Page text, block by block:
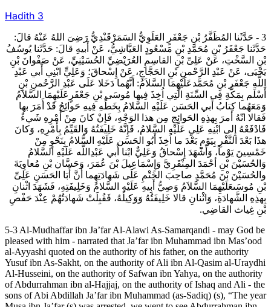
Hadith 3
3 - حَدَّثَنا المُظَفَّرُ بْنِ جَعْفَرٍ العَلَوِيُّ السَمَرْقَنْدِيُّ رَضِىَ اللهُ عَنْهُ قالَ:
حَدَّثَنا جَعْفَرُ بْنِ مُحَمَّدِ بْنِ مَسْعُودٍ العَيَّاشِيُّ، عَنْ أَبيهِ قالَ: حَدَّثَنا يُوسُفُ
بْنِ السَّخْتِ، عَنْ عَلِىِّ بْنِ القاسِمِ العُرَيْضِيِّ الحُسَيْنِيِّ، عَنْ صَفْوانَ بْنِ
يَحْيَى، عَنْ عَبْدِ الرَّحْمنِ بْنِ الحَجَّاجِ، عَنْ إِسْحاقَ؛ وَعَلِيٍّ ابْنِي أَبي عَبْدِ
اللَّهِ جَعْفَرِ بْنِ مُحَمَّدعَلَيْهِمَا السَّلاَمُ: أَنَّهُما دَخَلا عَلَى عَبْدِ الرَّحْمنِ بْنِ
أَسْلَم بِمَكَّةِ فِي السِّنَةِ الَّتِي اُخِذَ فِيها مُوسَى بْنِ جَعْفَرٍعَلَيْهِمَا السَّلاَمُ
وَمَعَهُما كِتابُ أَبي الحَسَن‏ عَلَيْهِ السَّلامُ بِخَطِّهِ فِيهِ حَوائِجُ قَدْ أَمَرَ بها
فَقالا انّهُ أمرَ بِهذِهِ الحَوائِجِ مِن هذا الوَجْهِ، فَإِنْ كانَ مِنْ أَمْرِهِ شَي‏ءٌ
فَادْفَعْهُ إِلى ابْنِهِ عَلِيِ‏ عَلَيْهِ السَّلامُ، فَإِنَّهُ خَلِيفَتُهُ وَالقَيِّمُ بِأَمْرِهِ، وَكانَ
هذَا بَعْدَ النَّفْرِ بِيَوْمٍ بَعْدَ ما اُخِذَ أَبُو الحَسَن‏ عَلَيْهِ السَّلامُ بِنَحْوٍ مِنْ
خَمْسِينَ يَوْماً، وَأَشْهَدَ إِسْحاقُ وَعَلِيٌّ ابْنا أَبي عَبْدِاللَّه‏ عَلَيْهِ السَّلامُ
وَالحُسَيْنَ بْنِ أحْمَدَ المِنْقَرِيَّ وَإِسْمَاعِيلَ بْنَ عُمَرَ، وَحَسَّان بْنِ مُعاوِيَةَ
والحُسَيْنَ بْنَ مُحَمَّدٍ صاحِبَ الخَتْمِ عَلَى شَهادَتِهِما أَنَّ أَبَا الحَسَنِ عَلِىِّ
بْنِ مُوسَى‏عَلَيْهِمَا السَّلاَمُ وَصِيُّ أَبِيهِ‏ عَلَيْهِ السَّلامُ وَخَلِيفَتِهِ، فَشَهَدَ اثْنانِ
بِهذِهِ الشَّهادَةِ، وَاثْنانِ قالا خَلِيفَتُهُ وَوَكِيلُهُ، فَقُبِلَتْ شَهادَتُهُمْ عِنْدَ حَفْصِ
بْنِ غِياث القاضِي.
5-3 Al-Mudhaffar ibn Ja’far Al-Alawi As-Samarqandi - may God be
pleased with him - narrated that Ja’far ibn Muhammad ibn Mas’ood
al-Ayyashi quoted on the authority of his father, on the authority
Yusuf ibn As-Sakht, on the authority of Ali ibn Al-Qasim al-Uraydhi
Al-Husseini, on the authority of Safwan ibn Yahya, on the authority
of Abdurrahman ibn al-Hajjaj, on the authority of Ishaq and Ali - the
sons of Abi Abdillah Ja’far ibn Muhammad (as-Sadiq) (s), “The year